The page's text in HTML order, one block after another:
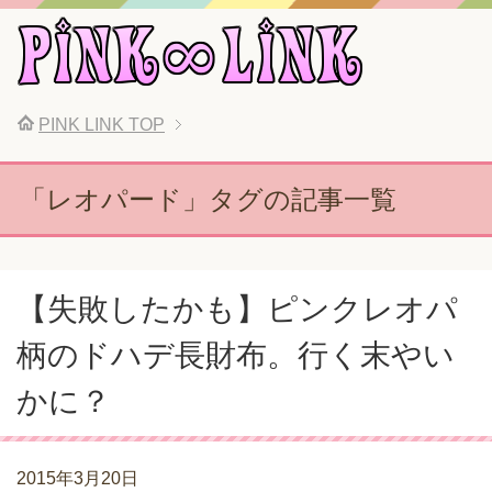
PINK LINK TOP
「レオパード」タグの記事一覧
【失敗したかも】ピンクレオパ
柄のドハデ長財布。行く末やい
かに？
2015年3月20日